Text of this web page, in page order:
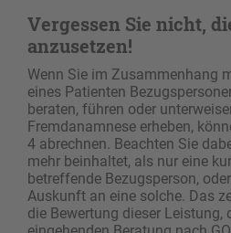
Vergessen Sie nicht,
anzusetzen!
Wenn Sie im Zusammenhang
eines Patienten
beraten, führen oder
Fremdanamnese erheben,
4 abrechnen. Beachten Sie
mehr beinhaltet, als nur eine
betreffende Bezugsperson,
Auskunft an eine solche. Das
die Bewertung dieser Leistung,